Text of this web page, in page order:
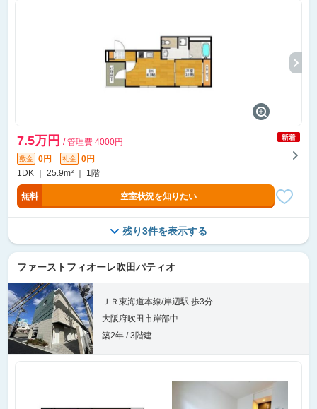
7.5万円 / 管理費 4000円
敷金 0円 礼金
0円
1DK ｜ 25.9m² ｜ 1階
無料 空室状況を知りたい
残り3件を表示する
ファーストフィオーレ吹田パティオ
ＪＲ東海道本線/岸辺駅 歩3分
大阪府吹田市岸部中
築2年 / 3階建